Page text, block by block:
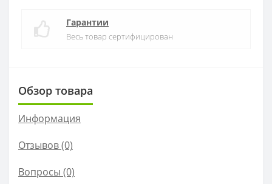
Гарантии
Весь товар сертифицирован
Обзор товара
Информация
Отзывов (0)
Вопросы (0)